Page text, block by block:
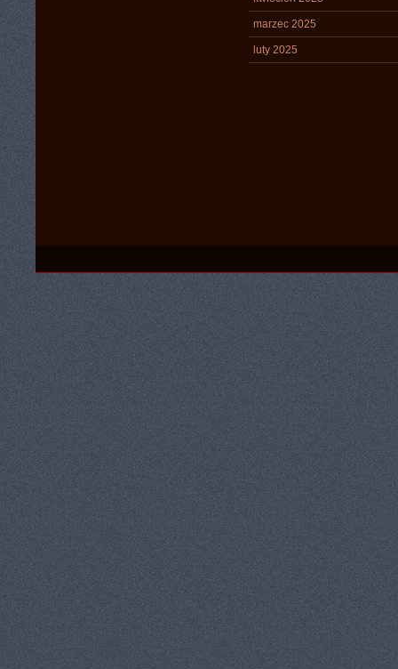
marzec 2025
luty 2025